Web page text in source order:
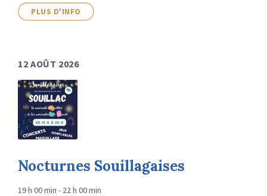
PLUS D'INFO
12 AOÛT 2026
Nocturnes Souillagaises
19 h 00 min - 22 h 00 min